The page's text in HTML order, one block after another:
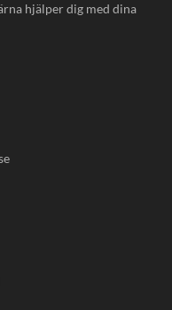
hjälper dig med dina